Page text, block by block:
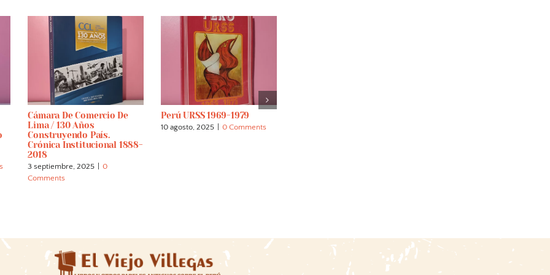
Cámara De Comercio De
Lima / 130 Años
Construyendo País.
Crónica Institucional 1888-
2018
3 septiembre, 2025
0
Comments
Perú URSS 1969-1979
10 agosto, 2025 0 Comments